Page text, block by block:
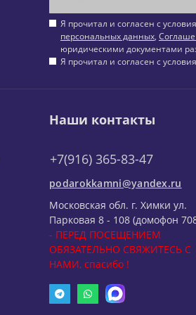
Я прочитал и согласен с
персональных данных,
юридическими документами
Я прочитал и согласен с
Наши контакты
+7(916) 365-83-47
podarokkamni@yandex.ru
Московская обл. г. Химки ул.
Парковая 8 - 108 (домофон
- ПЕРЕД ПОСЕЩЕНИЕМ
ОБЯЗАТЕЛЬНО СВЯЖИТЕСЬ С
НАМИ, спасибо !